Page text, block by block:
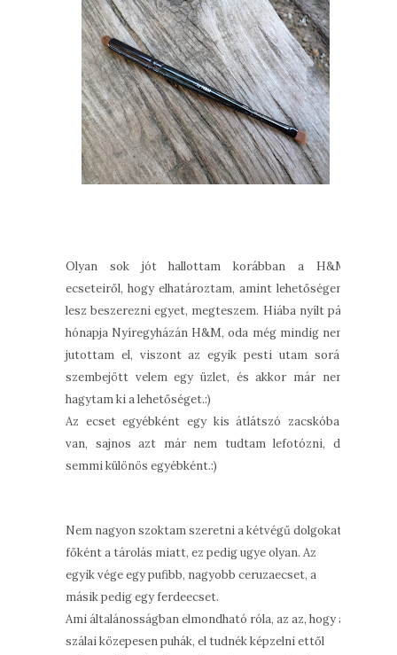
Olyan sok jót hallottam korábban a H&M
ecseteiről, hogy elhatároztam, amint lehetőségem
lesz beszerezni egyet, megteszem. Hiába nyílt pár
hónapja Nyíregyházán H&M, oda még mindig nem
jutottam el, viszont az egyik pesti utam során
szembejött velem egy üzlet, és akkor már nem
hagytam ki a lehetőséget.:)
Az ecset egyébként egy kis átlátszó zacskóban
van, sajnos azt már nem tudtam lefotózni, de
semmi különös egyébként.:)
Nem nagyon szoktam szeretni a kétvégű dolgokat,
főként a tárolás miatt, ez pedig ugye olyan. Az
egyik vége egy pufibb, nagyobb ceruzaecset, a
másik pedig egy ferdeecset.
Ami általánosságban elmondható róla, az az, hogy a
szálai közepesen puhák, el tudnék képzelni ettől